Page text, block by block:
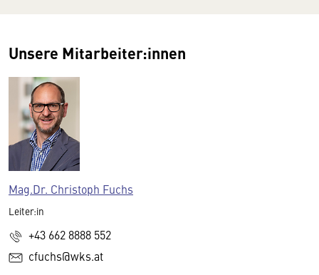
Unsere Mitarbeiter:innen
Mag.Dr. Christoph Fuchs
Leiter:in
+43 662 8888 552
cfuchs@wks.at